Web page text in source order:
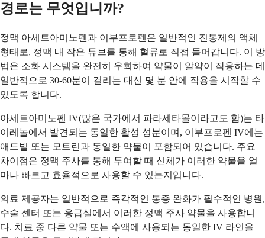
경로는 무엇입니까?
정맥 아세트아미노펜과 이부프로펜은 일반적인 진통제의 액체
형태로, 정맥 내 작은 튜브를 통해 혈류로 직접 들어갑니다. 이 방
법은 소화 시스템을 완전히 우회하여 약물이 알약이 작용하는 데
일반적으로 30-60분이 걸리는 대신 몇 분 안에 작용을 시작할 수
있도록 합니다.
아세트아미노펜 IV(많은 국가에서 파라세타몰이라고도 함)는 타
이레놀에서 발견되는 동일한 활성 성분이며, 이부프로펜 IV에는
애드빌 또는 모트린과 동일한 약물이 포함되어 있습니다. 주요
차이점은 정맥 주사를 통해 투여할 때 신체가 이러한 약물을 얼
마나 빠르고 효율적으로 사용할 수 있는지입니다.
의료 제공자는 일반적으로 즉각적인 통증 완화가 필수적인 병원,
수술 센터 또는 응급실에서 이러한 정맥 주사 약물을 사용합니
다. 치료 중 다른 약물 또는 수액에 사용되는 동일한 IV 라인을